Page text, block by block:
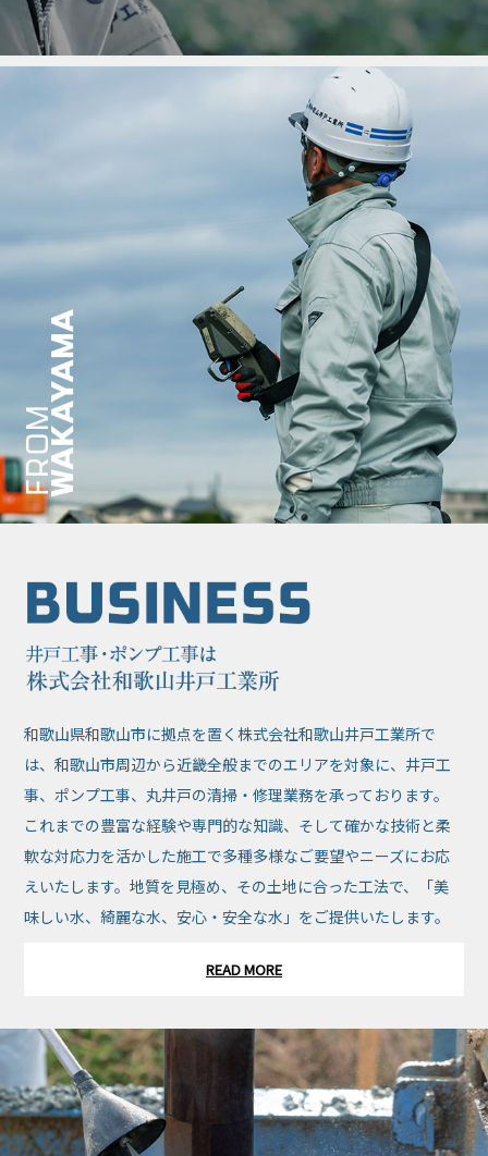
和歌山県和歌山市に拠点を置く株式会社和歌山井戸工業所で
は、和歌山市周辺から近畿全般までのエリアを対象に、井戸工
事、ポンプ工事、丸井戸の清掃・修理業務を承っております。
これまでの豊富な経験や専門的な知識、そして確かな技術と柔
軟な対応力を活かした施工で多種多様なご要望やニーズにお応
えいたします。地質を見極め、その土地に合った工法で、「美
味しい水、綺麗な水、安心・安全な水」をご提供いたします。
READ MORE